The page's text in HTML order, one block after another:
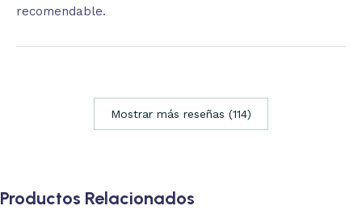
recomendable.
Mostrar más reseñas (114)
Productos Relacionados